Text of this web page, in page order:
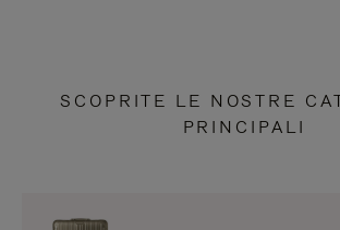
SCOPRITE LE NOSTRE
PRINCIPALI